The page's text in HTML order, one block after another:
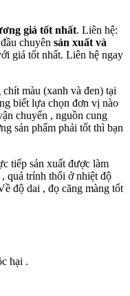
giá tốt nhất. Liên hệ:
chuyên sản xuất và
giá tốt nhất. Liên hệ ngay
chít màu (xanh và đen) tại
biết lựa chọn đơn vị nào
chuyển , nguồn cung
sản phẩm phải tốt thì bạn
tiếp sản xuất được làm
quá trính thổi ở nhiệt độ
độ dai , đọ căng màng tốt
hại .